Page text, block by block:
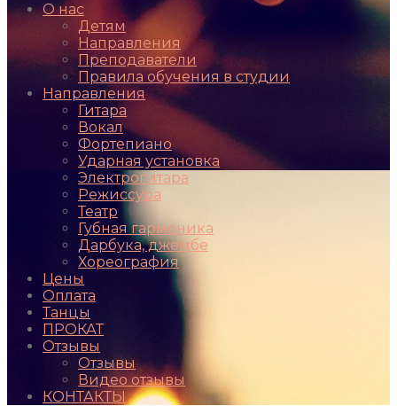
О нас
Детям
Направления
Преподаватели
Правила обучения в студии
Направления
Гитара
Вокал
Фортепиано
Ударная установка
Электрогитара
Режиссура
Театр
Губная гармоника
Дарбука, джембе
Хореография
Цены
Оплата
Танцы
ПРОКАТ
Отзывы
Отзывы
Видео отзывы
КОНТАКТЫ